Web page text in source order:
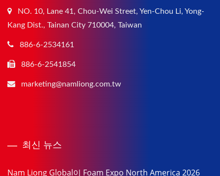
NO. 10, Lane 41, Chou-Wei Street, Yen-Chou Li, Yong-
Kang Dist., Tainan City 710004, Taiwan
886-6-2534161
886-6-2541854
marketing@namliong.com.tw
최신 뉴스
Nam Liong Global이 Foam Expo North America 2026